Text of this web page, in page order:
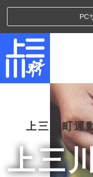
PC
上三川町運
上三